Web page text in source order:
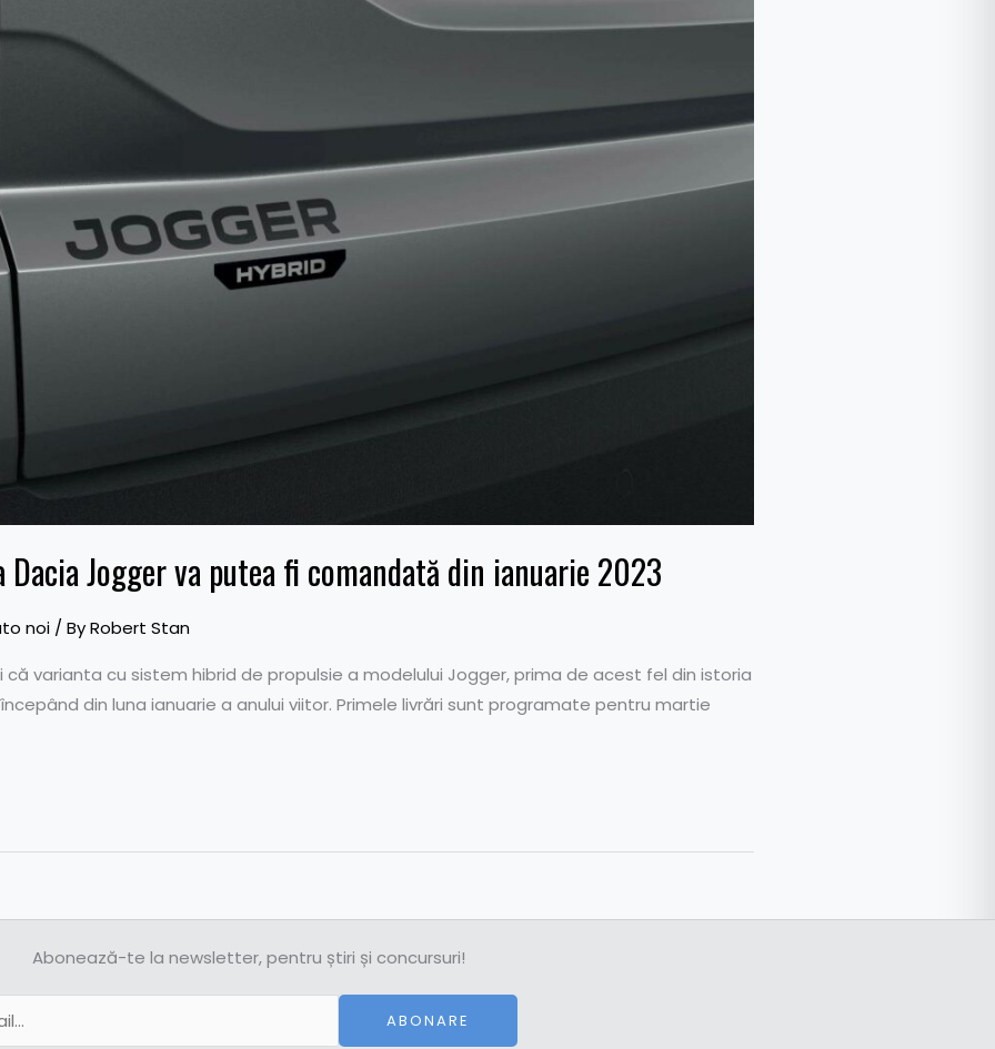
Jogger va putea fi comandată din ianuarie 2023
noi / ByRobert Stan
varianta cu sistem hibrid de propulsie a modelului Jogger, prima de acest fel din istoria
din luna ianuarie a anului viitor. Primele livrări sunt programate pentru martie
Abonează-te la newsletter, pentru știri și concursuri!
ABONARE